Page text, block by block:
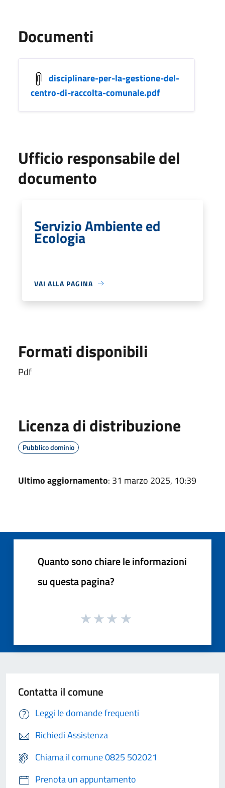
Documenti
disciplinare-per-la-gestione-del-
centro-di-raccolta-comunale.pdf
Ufficio responsabile del
documento
Servizio Ambiente ed
Ecologia
VAI ALLA PAGINA
Formati disponibili
Pdf
Licenza di distribuzione
Pubblico dominio
Ultimo aggiornamento: 31 marzo 2025, 10:39
Quanto sono chiare le informazioni
su questa pagina?
Contatta il comune
Leggi le domande frequenti
Richiedi Assistenza
Chiama il comune 0825 502021
Prenota un appuntamento